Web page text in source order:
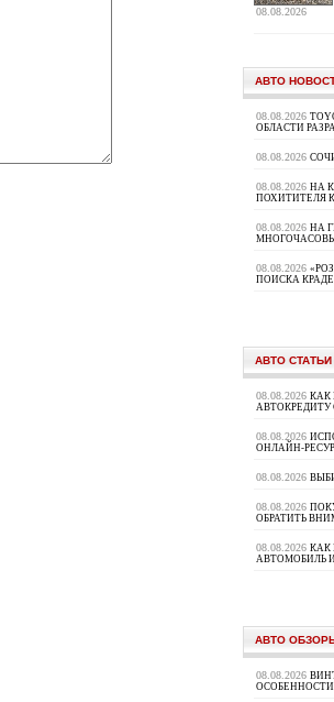
08.08.2026
АВТО
08.08.2026
ОБЛАСТИ
08.08.2026
08.08.2026 НА
ПОХИТИТЕЛЯ
08.08.2026 НА
08.08.2026
ПОИСКА
АВТО СТАТЬИ
08.08.2026 КАК
08.08.2026
ОНЛАЙН-
08.08.2026
08.08.2026
ОБРАТИТЬ
08.08.2026 КАК
АВТОМОБИЛЬ
АВТО
08.08.2026